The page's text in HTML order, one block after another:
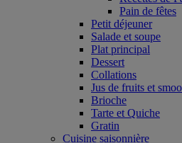
Pain de fêtes
Petit déjeuner
Salade et soupe
Plat principal
Dessert
Collations
Jus de fruits et
Brioche
Tarte et Quiche
Gratin
Cuisine saisonnière